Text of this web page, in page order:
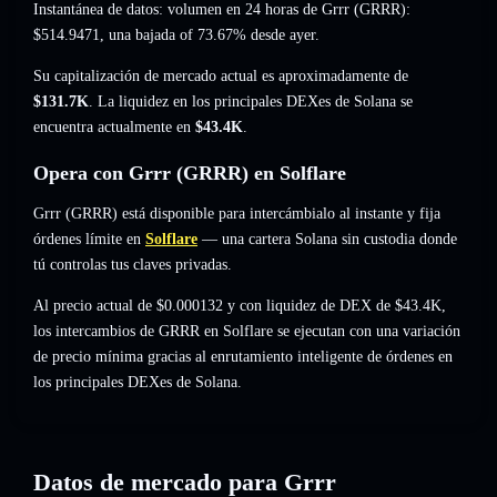
Instantánea de datos: volumen en 24 horas de Grrr (GRRR):
$514.9471, una bajada of 73.67% desde ayer.
Su capitalización de mercado actual es aproximadamente de
$131.7K. La liquidez en los principales DEXes de Solana se
encuentra actualmente en $43.4K.
Opera con Grrr (GRRR) en Solflare
Grrr (GRRR) está disponible para intercámbialo al instante y fija
órdenes límite en Solflare — una cartera Solana sin custodia donde
tú controlas tus claves privadas.
Al precio actual de $0.000132 y con liquidez de DEX de $43.4K,
los intercambios de GRRR en Solflare se ejecutan con una variación
de precio mínima gracias al enrutamiento inteligente de órdenes en
los principales DEXes de Solana.
Datos de mercado para Grrr